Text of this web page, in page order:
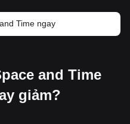
Time ngay
and Time
giảm?